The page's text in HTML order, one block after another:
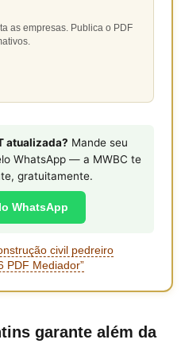
as empresas. Publica o PDF
atualizada? Mande seu
WhatsApp — a MWBC te
gratuitamente.
WhatsApp
civil pedreiro
PDF Mediador”
garante além da